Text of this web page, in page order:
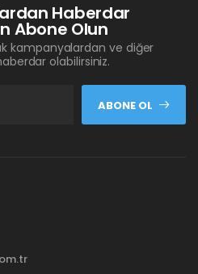
Haberdar
Abone Olun
kampanyalardan ve diğer
olabilirsiniz.
ABONE OL